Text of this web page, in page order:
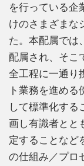
を行っている企
けのさまざまな
た。本配属では
配属され、そこ
全工程に一通り
ト業務を進め
して標準化する
画し有識者とと
定することなど
の仕組み／プロ